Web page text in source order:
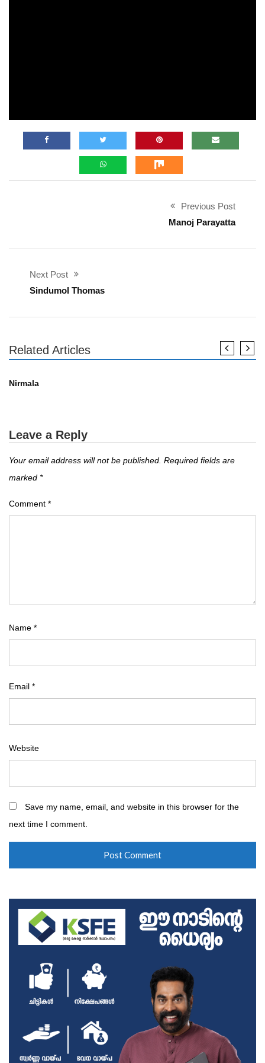
Previous Post
Manoj Parayatta
Next Post
Sindumol Thomas
Related Articles
എഴുത്തുകാർ
Nirmala
Leave a Reply
Your email address will not be published. Required fields are
marked *
Comment *
Name *
Email *
Website
Save my name, email, and website in this browser for the
next time I comment.